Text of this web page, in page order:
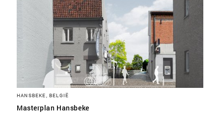
HANSBEKE, BELGIË
Masterplan Hansbeke